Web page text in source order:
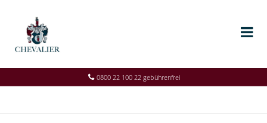
0800 22 100 22 gebührenfrei